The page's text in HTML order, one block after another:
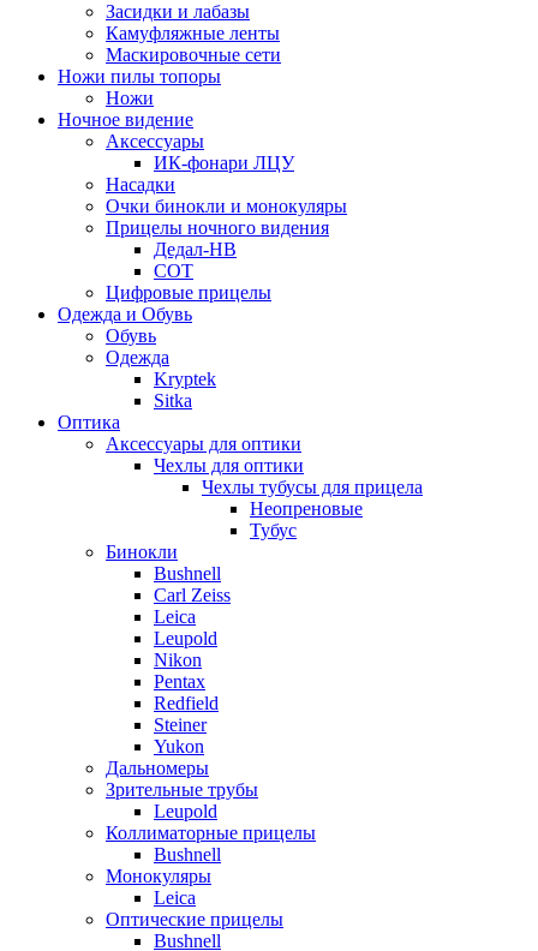
Засидки и лабазы
Камуфляжные ленты
Маскировочные сети
Ножи пилы топоры
Ножи
Ночное видение
Аксессуары
ИК-фонари ЛЦУ
Насадки
Очки бинокли и монокуляры
Прицелы ночного видения
Дедал-НВ
СОТ
Цифровые прицелы
Одежда и Обувь
Обувь
Одежда
Kryptek
Sitka
Оптика
Аксессуары для оптики
Чехлы для оптики
Чехлы тубусы для прицела
Неопреновые
Тубус
Бинокли
Bushnell
Carl Zeiss
Leica
Leupold
Nikon
Pentax
Redfield
Steiner
Yukon
Дальномеры
Зрительные трубы
Leupold
Коллиматорные прицелы
Bushnell
Монокуляры
Leica
Оптические прицелы
Bushnell